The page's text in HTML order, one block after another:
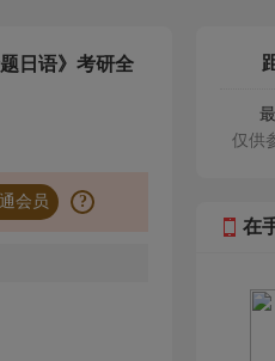
日语》考研全
会员 ?
仅供
在